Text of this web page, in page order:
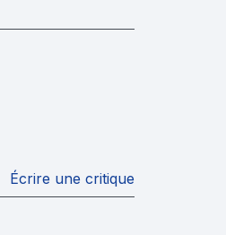
Écrire une critique